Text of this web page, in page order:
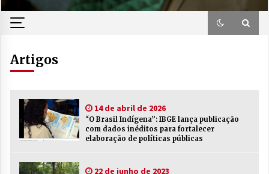
Artigos
14 de abril de 2026
“O Brasil Indígena”: IBGE lança publicação
com dados inéditos para fortalecer
elaboração de políticas públicas
22 de junho de 2023